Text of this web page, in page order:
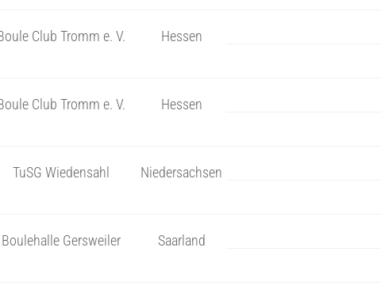
Club Tromm e. V. Hessen
Club Tromm e. V. Hessen
TuSG Wiedensahl Niedersachsen
Boulehalle Gersweiler Saarland